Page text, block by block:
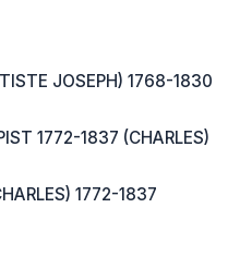
JOSEPH) 1768-1830
1772-1837 (CHARLES)
1772-1837